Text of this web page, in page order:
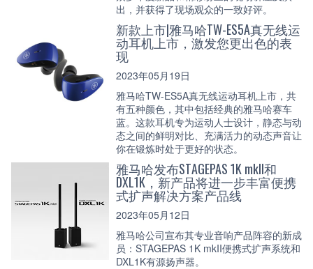
出，并获得了现场观众的一致好评。
新款上市|雅马哈TW-ES5A真无线运
动耳机上市，激发您更出色的表
现
2023年05月19日
雅马哈TW-ES5A真无线运动耳机上市，共
有五种颜色，其中包括经典的雅马哈赛车
蓝。这款耳机专为运动人士设计，静态与动
态之间的鲜明对比、充满活力的动态声音让
你在锻炼时处于更好的状态。
雅马哈发布STAGEPAS 1K mkII和
DXL1K，新产品将进一步丰富便携
式扩声解决方案产品线
2023年05月12日
雅马哈公司宣布其专业音响产品阵容的新成
员：STAGEPAS 1K mkII便携式扩声系统和
DXL1K有源扬声器。